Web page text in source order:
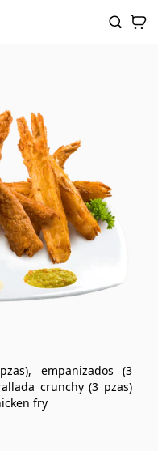
empanizados (3
crunchy (3 pzas)
fry